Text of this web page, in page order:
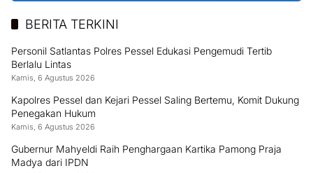
BERITA TERKINI
Personil Satlantas Polres Pessel Edukasi Pengemudi Tertib
Berlalu Lintas
Kamis, 6 Agustus 2026
Kapolres Pessel dan Kejari Pessel Saling Bertemu, Komit Dukung
Penegakan Hukum
Kamis, 6 Agustus 2026
Gubernur Mahyeldi Raih Penghargaan Kartika Pamong Praja
Madya dari IPDN